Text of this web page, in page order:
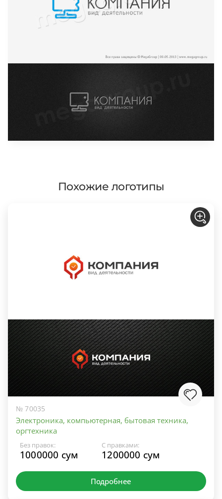
Похожие логотипы
№ 70035
Электроника, компьютерная, бытовая техника,
оргтехника
Без правок:
1000000 сум
С правками:
1200000 сум
Подробнее